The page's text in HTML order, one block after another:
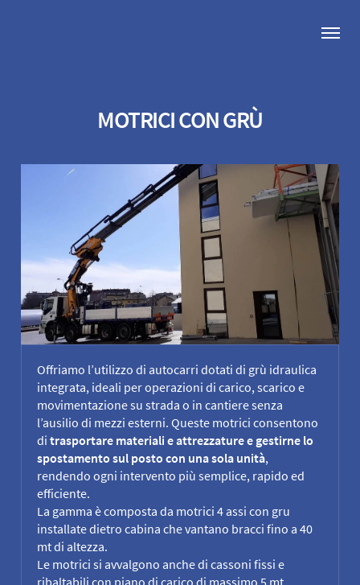
MOTRICI CON GRÙ
Offriamo l’utilizzo di autocarri dotati di grù idraulica
integrata, ideali per operazioni di carico, scarico e
movimentazione su strada o in cantiere senza
l’ausilio di mezzi esterni. Queste motrici consentono
di trasportare materiali e attrezzature e gestirne lo
spostamento sul posto con una sola unità,
rendendo ogni intervento più semplice, rapido ed
efficiente.
La gamma è composta da motrici 4 assi con gru
installate dietro cabina che vantano bracci fino a 40
mt di altezza.
Le motrici si avvalgono anche di cassoni fissi e
ribaltabili con piano di carico di massimo 5 mt,